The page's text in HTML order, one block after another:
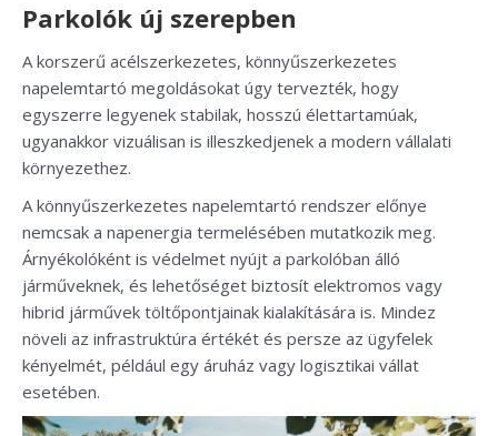
Parkolók új szerepben
A korszerű acélszerkezetes, könnyűszerkezetes
napelemtartó megoldásokat úgy tervezték, hogy
egyszerre legyenek stabilak, hosszú élettartamúak,
ugyanakkor vizuálisan is illeszkedjenek a modern vállalati
környezethez.
A könnyűszerkezetes napelemtartó rendszer előnye
nemcsak a napenergia termelésében mutatkozik meg.
Árnyékolóként is védelmet nyújt a parkolóban álló
járműveknek, és lehetőséget biztosít elektromos vagy
hibrid járművek töltőpontjainak kialakítására is. Mindez
növeli az infrastruktúra értékét és persze az ügyfelek
kényelmét, például egy áruház vagy logisztikai vállat
esetében.